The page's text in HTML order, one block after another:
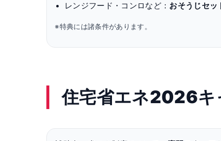
レンジフード・コンロなど： おそうじセッ
※特典には諸条件があります。
住宅省エネ2026キ